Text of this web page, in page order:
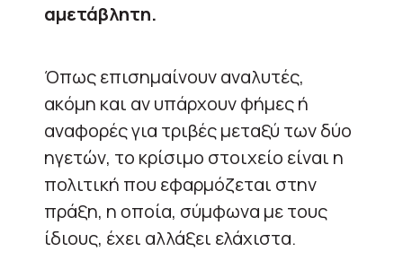
αμετάβλητη.
Όπως επισημαίνουν αναλυτές,
ακόμη και αν υπάρχουν φήμες ή
αναφορές για τριβές μεταξύ των δύο
ηγετών, το κρίσιμο στοιχείο είναι η
πολιτική που εφαρμόζεται στην
πράξη, η οποία, σύμφωνα με τους
ίδιους, έχει αλλάξει ελάχιστα.